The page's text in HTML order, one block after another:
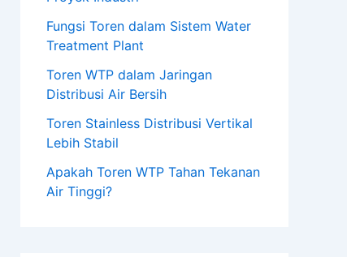
Fungsi Toren dalam Sistem Water
Treatment Plant
Toren WTP dalam Jaringan
Distribusi Air Bersih
Toren Stainless Distribusi Vertikal
Lebih Stabil
Apakah Toren WTP Tahan Tekanan
Air Tinggi?